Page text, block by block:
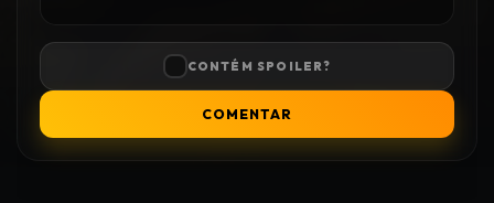
CONTÉM SPOILER?
COMENTAR